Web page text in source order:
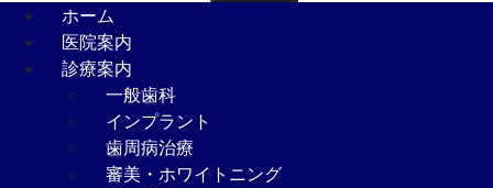
ホーム
医院案内
診療案内
一般歯科
インプラント
歯周病治療
審美・ホワイトニング